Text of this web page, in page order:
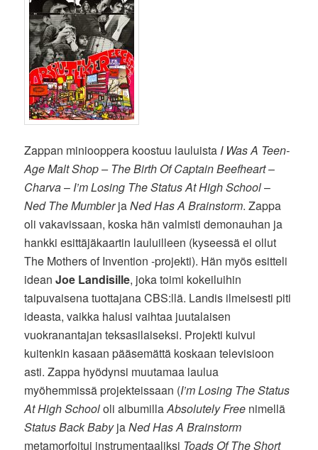
Zappan miniooppera koostuu lauluista I Was A Teen-
Age Malt Shop – The Birth Of Captain Beefheart–
Charva– I’m Losing The Status At High School–
Ned The MumblerjaNed Has A Brainstorm. Zappa
oli vakavissaan, koska hän valmisti demonauhan ja
hankki esittäjäkaartin lauluilleen (kyseessä ei ollut
The Mothers of Invention -projekti). Hän myös esitteli
ideanJoe Landisille, joka toimi kokeiluihin
taipuvaisena tuottajana CBS:llä. Landis ilmeisesti piti
ideasta, vaikka halusi vaihtaa juutalaisen
vuokranantajan teksasilaiseksi. Projekti kuivui
kuitenkin kasaan pääsemättä koskaan televisioon
asti. Zappa hyödynsi muutamaa laulua
myöhemmissä projekteissaan (I’m Losing The Status
At High Schoololi albumillaAbsolutely Free nimellä
Status Back BabyjaNed Has A Brainstorm
metamorfoitui instrumentaaliksi Toads Of The Short